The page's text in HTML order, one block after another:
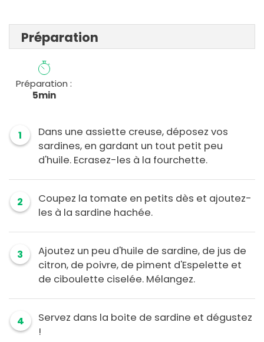
Préparation
Préparation :
5min
1
Dans une assiette creuse, déposez vos
sardines, en gardant un tout petit peu
d'huile. Ecrasez-les à la fourchette.
2
Coupez la tomate en petits dès et ajoutez-
les à la sardine hachée.
3
Ajoutez un peu d'huile de sardine, de jus de
citron, de poivre, de piment d'Espelette et
de ciboulette ciselée. Mélangez.
4
Servez dans la boite de sardine et dégustez
!